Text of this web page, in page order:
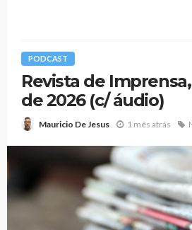
PODCAST
Revista de
de 2026 (c/ áudio)
Mauricio De Jesus 1 mês atrás